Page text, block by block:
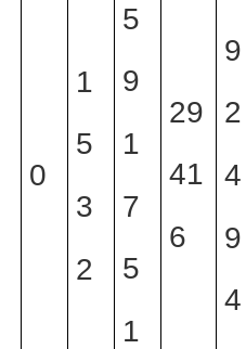
0
1
5
3
2
5
9
1
7
5
1
29
41
6
9
2
4
9
4